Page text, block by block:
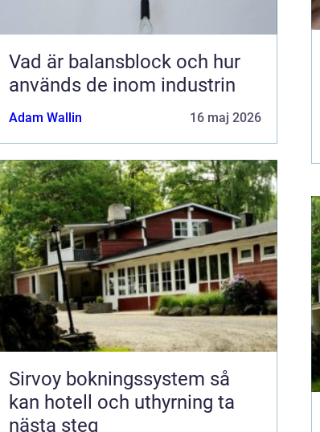
Vad är balansblock och hur
används de inom industrin
Adam Wallin 16 maj 2026
Sirvoy bokningssystem så
kan hotell och uthyrning ta
nästa steg